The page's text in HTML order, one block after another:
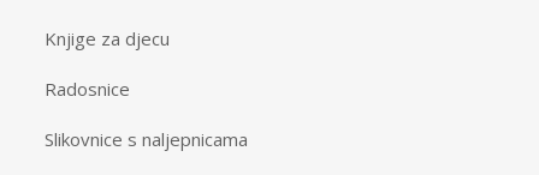
Knjige za djecu
Radosnice
Slikovnice s naljepnicama